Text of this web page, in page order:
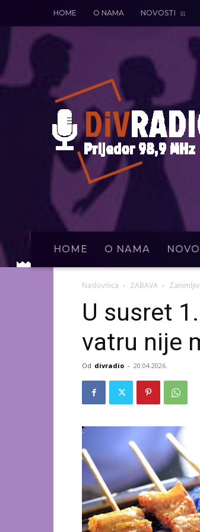
HOME O NAMA NOVOSTI
HOME O NAMA
Naslovnica ZABAVA
U susret
vatru nije
Od divradio - 20.04.2026.